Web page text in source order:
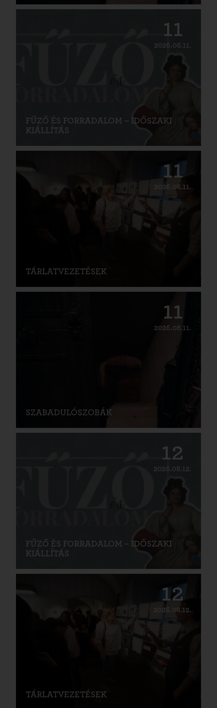
11
2026.08.11.
FŰZŐ ÉS FORRADALOM – IDŐSZAKI
KIÁLLÍTÁS
11
2026.08.11.
TÁRLATVEZETÉSEK
11
2026.08.11.
SZABADULÓSZOBÁK
12
2026.08.12.
FŰZŐ ÉS FORRADALOM – IDŐSZAKI
KIÁLLÍTÁS
12
2026.08.12.
TÁRLATVEZETÉSEK